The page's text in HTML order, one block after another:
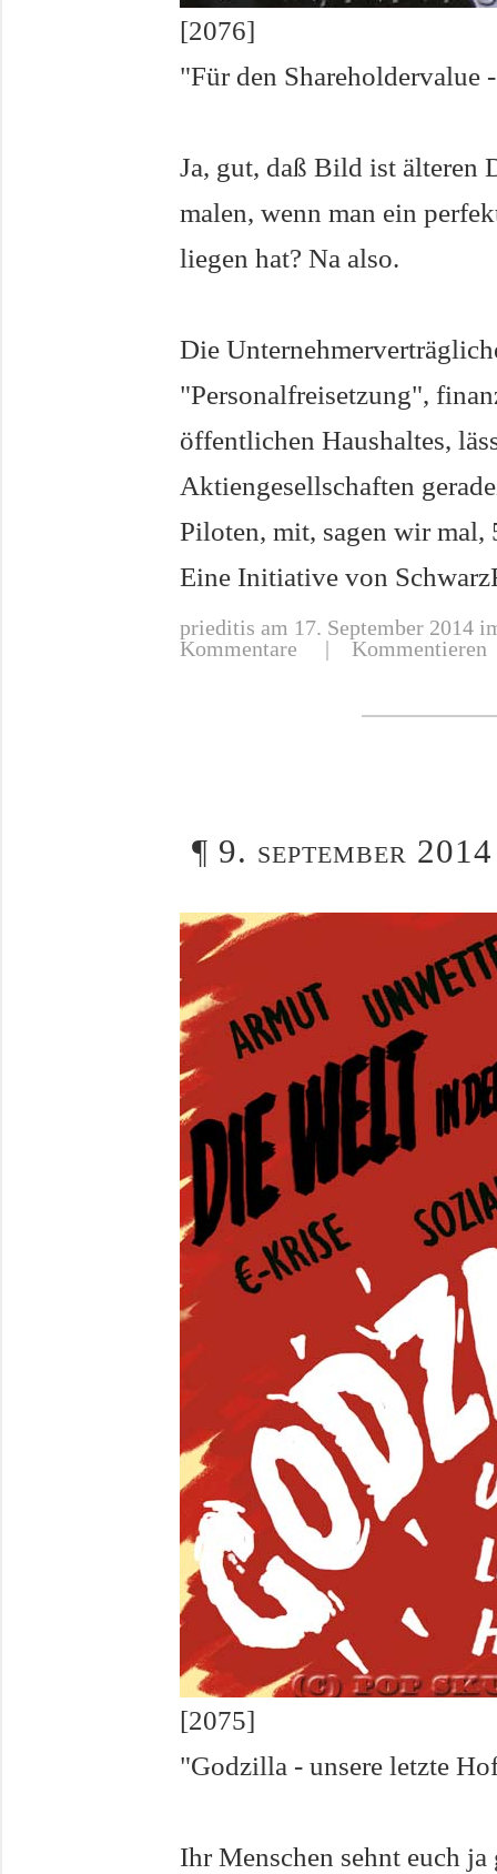
[2076]
"Für den Shareholdervalue
Ja, gut, daß Bild ist älteren
malen, wenn man ein
liegen hat? Na also.
Die
"Personalfreisetzung",
öffentlichen Haushaltes,
Aktiengesellschaften
Piloten, mit, sagen wir mal,
Eine Initiative von
prieditis am 17. September 2014
Kommentare | Kommentieren
¶ 9. september
[2075]
"Godzilla - unsere letzte
Ihr Menschen sehnt euch ja